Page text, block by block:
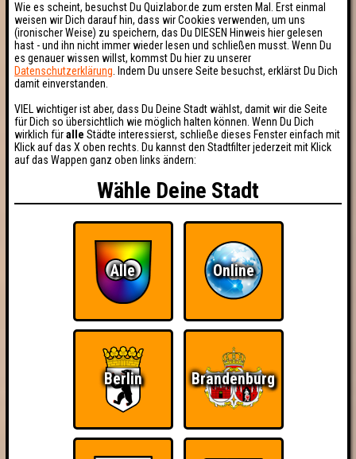
Wie es scheint, besuchst Du Quizlabor.de zum ersten Mal. Erst einmal
weisen wir Dich darauf hin, dass wir Cookies verwenden, um uns
(ironischer Weise) zu speichern, das Du DIESEN Hinweis hier gelesen
hast - und ihn nicht immer wieder lesen und schließen musst. Wenn Du
es genauer wissen willst, kommst Du hier zu unserer
Datenschutzerklärung . Indem Du unsere Seite besuchst, erklärst Du Dich
damit einverstanden.
VIEL wichtiger ist aber, dass Du Deine Stadt wählst, damit wir die Seite
für Dich so übersichtlich wie möglich halten können. Wenn Du Dich
wirklich füralle Städte interessierst, schließe dieses Fenster einfach mit
Klick auf das X oben rechts. Du kannst den Stadtfilter jederzeit mit Klick
auf das Wappen ganz oben links ändern:
Wähle Deine Stadt
Alle Online
Berlin Brandenburg